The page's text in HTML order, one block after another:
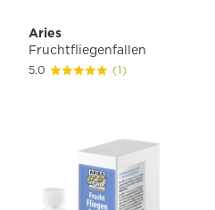
Aries
Fruchtfliegenfallen
5.0 (1)